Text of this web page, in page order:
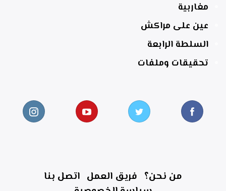
مغاربية
عين على مراكش
السلطة الرابعة
تحقيقات وملفات
من نحن؟ فريق العمل اتصل بنا